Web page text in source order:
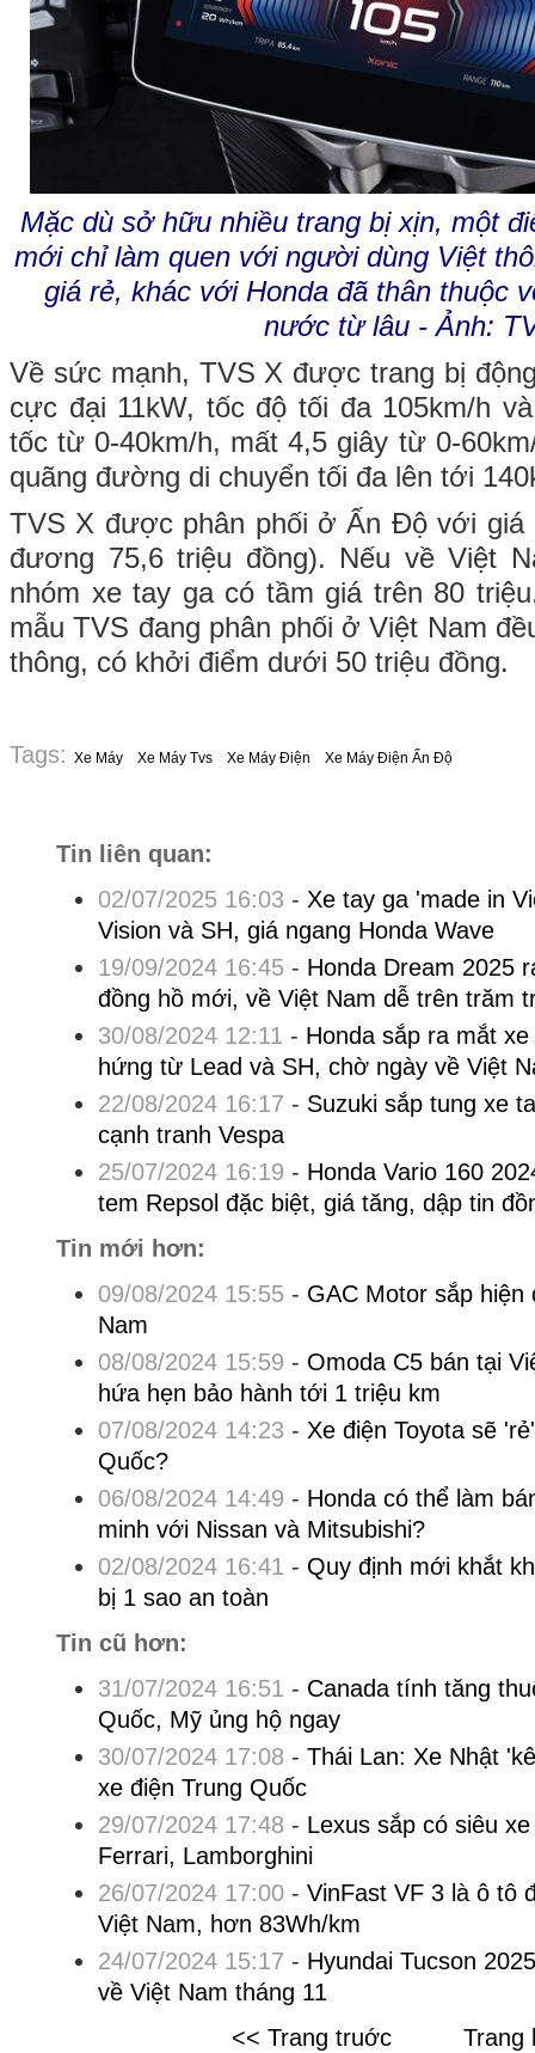
Mặc dù sở hữu nhiều trang bị xịn, một
mới chỉ làm quen với người dùng Việt
giá rẻ, khác với Honda đã thân thuộc
nước từ lâu - Ảnh:
Về sức mạnh, TVS X được trang bị
cực đại 11kW, tốc độ tối đa 105km/h
tốc từ 0-40km/h, mất 4,5 giây từ 0-
quãng đường di chuyển tối đa lên tới
TVS X được phân phối ở Ấn Độ với giá
đương 75,6 triệu đồng). Nếu về Việt
nhóm xe tay ga có tầm giá trên 80
mẫu TVS đang phân phối ở Việt Nam
thông, có khởi điểm dưới 50 triệu đồng.
Tags: Xe Máy Xe Máy Tvs Xe Máy Điện Xe Máy Điện Ấn Độ
Tin liên quan:
02/07/2025 16:03 - Xe tay ga 'made in
Vision và SH, giá ngang Honda Wave
19/09/2024 16:45- Honda Dream 2025
đồng hồ mới, về Việt Nam dễ trên trăm
30/08/2024 12:11 - Honda sắp ra mắt
hứng từ Lead và SH, chờ ngày về Việt
22/08/2024 16:17 - Suzuki sắp tung xe
cạnh tranh Vespa
25/07/2024 16:19 - Honda Vario 160
tem Repsol đặc biệt, giá tăng, dập tin
Tin mới hơn:
09/08/2024 15:55- GAC Motor sắp
Nam
08/08/2024 15:59 - Omoda C5 bán tại
hứa hẹn bảo hành tới 1 triệu km
07/08/2024 14:23 - Xe điện Toyota sẽ
Quốc?
06/08/2024 14:49 - Honda có thể làm
minh với Nissan và Mitsubishi?
02/08/2024 16:41 - Quy định mới khắt
bị 1 sao an toàn
Tin cũ hơn:
31/07/2024 16:51 - Canada tính tăng
Quốc, Mỹ ủng hộ ngay
30/07/2024 17:08 - Thái Lan: Xe Nhật
xe điện Trung Quốc
29/07/2024 17:48 - Lexus sắp có siêu
Ferrari, Lamborghini
26/07/2024 17:00- VinFast VF 3 là ô tô
Việt Nam, hơn 83Wh/km
24/07/2024 15:17 - Hyundai Tucson
về Việt Nam tháng 11
<< Trang truớc
Trang